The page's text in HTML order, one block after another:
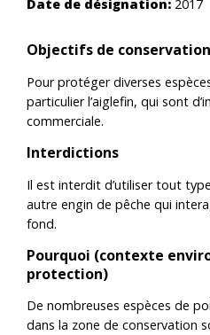
Date de désignation: 2017
Objectifs de conservation
Pour protéger diverses
particulier l’aiglefin, qui sont
commerciale.
Interdictions
Il est interdit d’utiliser tout
autre engin de pêche qui
fond.
Pourquoi (contexte
protection)
De nombreuses espèces de
dans la zone de conservation